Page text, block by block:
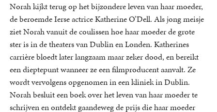
Norah kijkt terug op het bijzondere leven van haar moeder,
de beroemde Ierse actrice Katherine O’Dell. Als jong meisje
ziet Norah vanuit de coulissen hoe haar moeder de grote
ster is in de theaters van Dublin en Londen. Katherines
carrière bloedt later langzaam maar zeker dood, en bereikt
een dieptepunt wanneer ze een filmproducent aanvalt. Ze
wordt vervolgens opgenomen in een kliniek in Dublin.
Norah besluit een boek over het leven van haar moeder te
schrijven en ontdekt gaandeweg de prijs die haar moeder